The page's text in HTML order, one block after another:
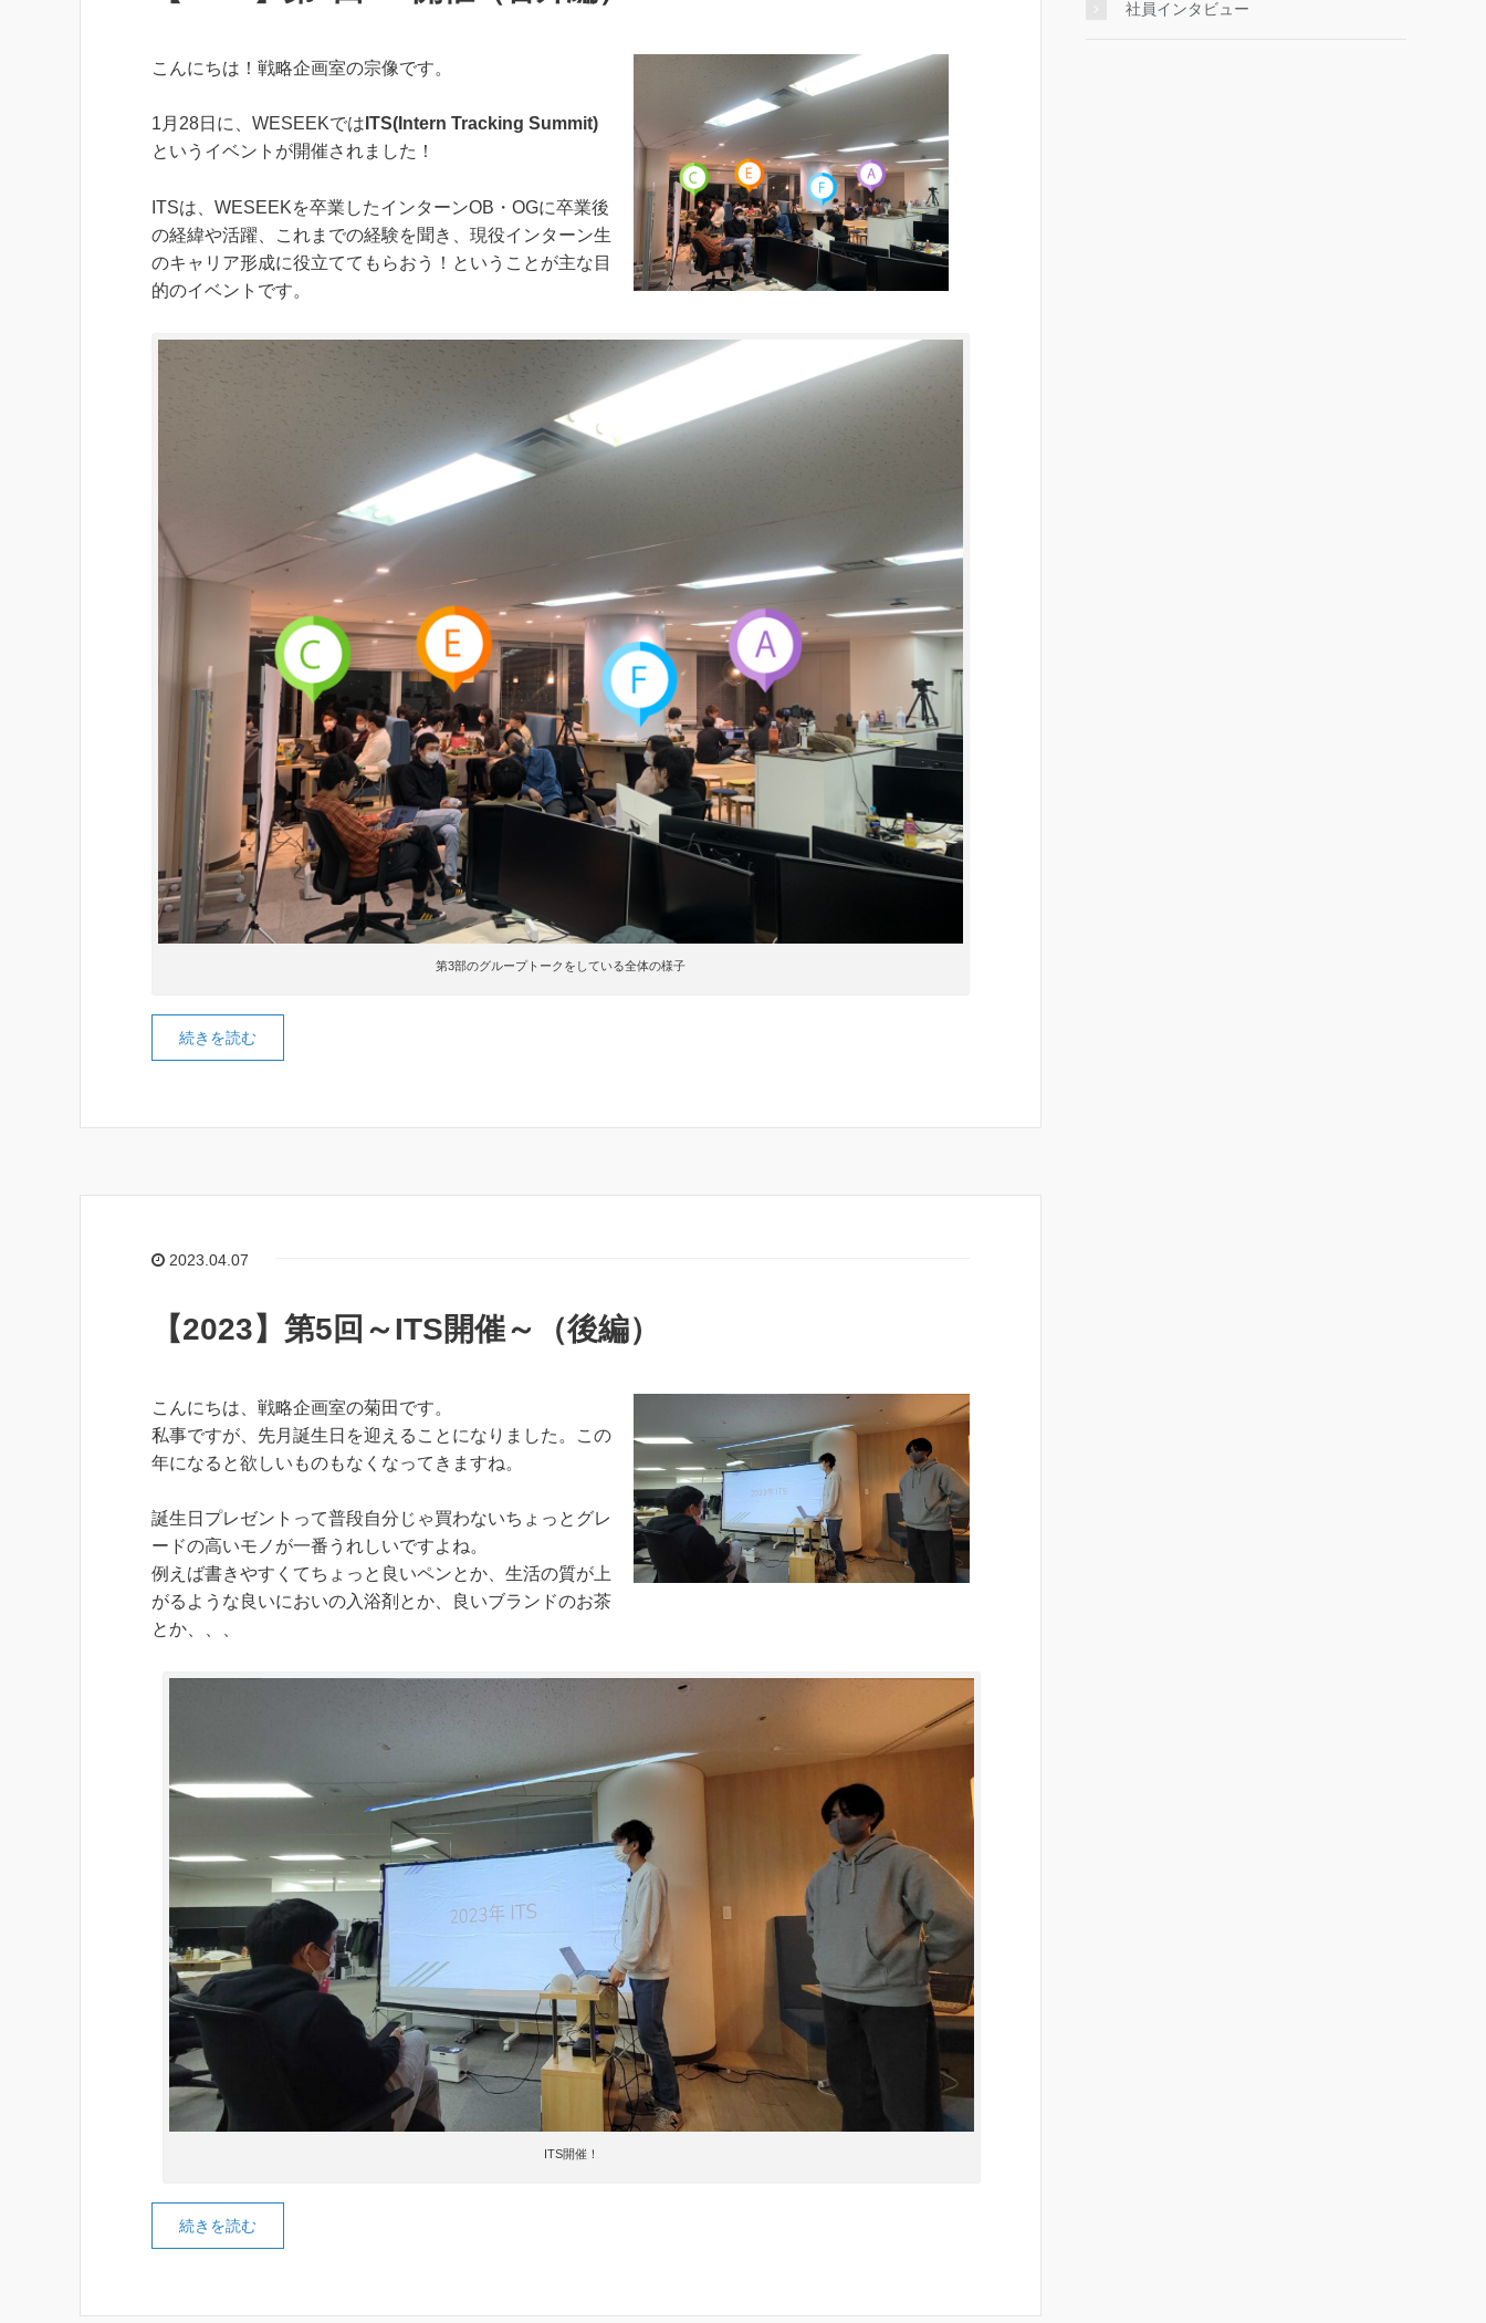
こんにちは！戦略企画室の宗像です。
1月28日に、WESEEKでは ITS(Intern Tracking Summit)
というイベントが開催されました！
ITSは、WESEEKを卒業したインターンOB・OGに卒業後
の経緯や活躍、これまでの経験を聞き、現役インターン生
のキャリア形成に役立ててもらおう！ということが主な目
的のイベントです。
第3部のグループトークをしている全体の様子
続きを読む
2023.04.07
【2023】第5回～ITS開催～（後編）
こんにちは、戦略企画室の菊田です。
私事ですが、先月誕生日を迎えることになりました。この
年になると欲しいものもなくなってきますね。
誕生日プレゼントって普段自分じゃ買わないちょっとグレ
ードの高いモノが一番うれしいですよね。
例えば書きやすくてちょっと良いペンとか、生活の質が上
がるような良いにおいの入浴剤とか、良いブランドのお茶
とか、、、
ITS開催！
続きを読む
社員インタビュー